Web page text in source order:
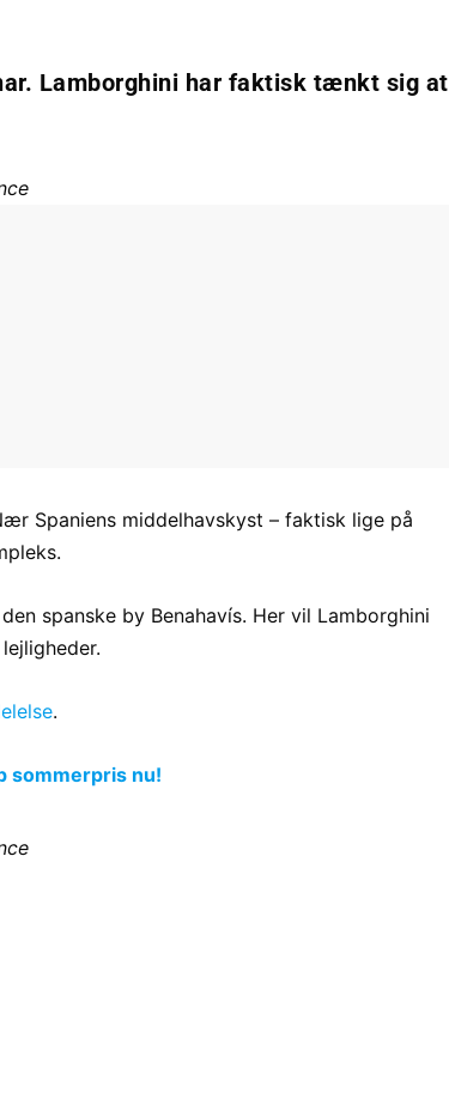
Lamborghini har faktisk tænkt sig at
Spaniens middelhavskyst – faktisk lige på
spanske by Benahavís. Her vil Lamborghini
.
sommerpris nu!